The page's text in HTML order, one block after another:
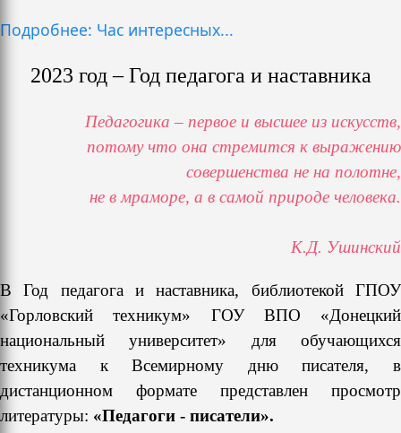
Подробнее: Час интересных...
2023 год – Год педагога и наставника
Педагогика – первое и высшее из искусств,
потому что она стремится к выражению
совершенства не на полотне,
не в мраморе, а в самой природе человека.
К.Д. Ушинский
В Год педагога и наставника, библиотекой ГПОУ
«Горловский техникум» ГОУ ВПО «Донецкий
национальный университет» для обучающихся
техникума к Всемирному дню писателя, в
дистанционном формате представлен просмотр
литературы: «Педагоги - писатели».